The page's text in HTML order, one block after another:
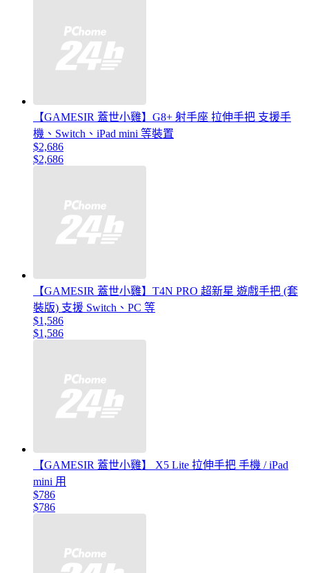
【GAMESIR 蓋世小雞】G8+ 射手座 拉伸手把 支援手
機、Switch、iPad mini 等裝置
$2,686
$2,686
【GAMESIR 蓋世小雞】T4N PRO 超新星 遊戲手把 (套
裝版) 支援 Switch、PC 等
$1,586
$1,586
【GAMESIR 蓋世小雞】 X5 Lite 拉伸手把 手機 / iPad
mini 用
$786
$786